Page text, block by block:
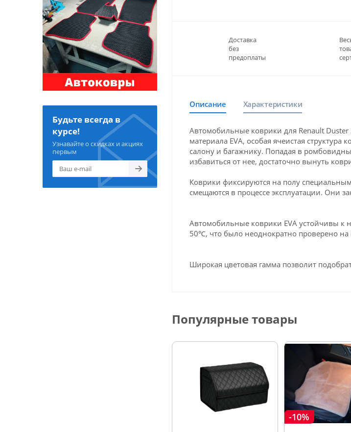
Будьте всегда в
курсе!
Узнавайте о скидках и акциях
первым
Доставка
без
предоплаты
Описание Характеристики
Автомобильные коврики для Renault
материала EVA, особая ячеистая структура
салону и багажнику. Попадая в
избавиться от нее, достаточно вынуть
Коврики фиксируются на полу
смещаются в процессе эксплуатации. Они
Автомобильные коврики EVA устойчивы к
50℃, что было неоднократно проверено на
Широкая цветовая гамма позволит
Популярные товары
-10%